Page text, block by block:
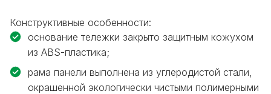
Конструктивные особенности:
основание тележки закрыто защитным кожухом
из ABS-пластика;
рама панели выполнена из углеродистой стали,
окрашенной экологически чистыми полимерными